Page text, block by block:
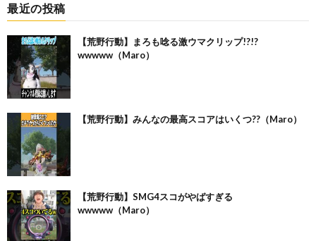
最近の投稿
【荒野行動】まろも唸る激ウマクリップ!?!?
wwwww（Maro）
【荒野行動】みんなの最高スコアはいくつ??（Maro）
【荒野行動】SMG4スコがやばすぎる
wwwww（Maro）